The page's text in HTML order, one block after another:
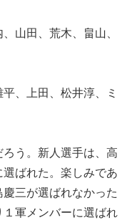
山田、荒木、畠山、
、上田、松井淳、ミ
う。新人選手は、高
ばれた。楽しみであ
三が選ばれなかった
軍メンバーに選ばれ